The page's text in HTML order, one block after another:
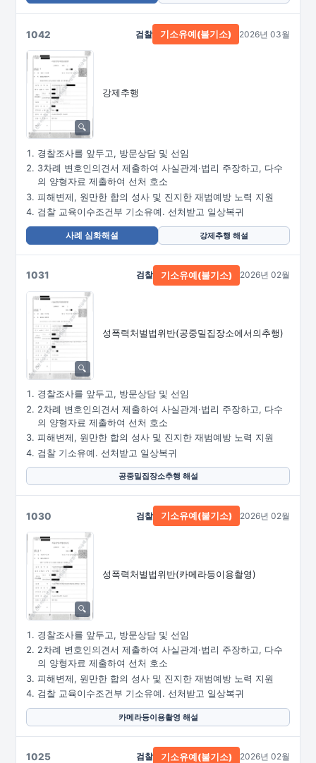
1042
강제추행
검찰 기소유예(불기소) 2026년 03월
경찰조사를 앞두고, 방문상담 및 선임
3차례 변호인의견서 제출하여 사실관계·법리 주장하고, 다수
의 양형자료 제출하여 선처 호소
피해변제, 원만한 합의 성사 및 진지한 재범예방 노력 지원
검찰 교육이수조건부 기소유예. 선처받고 일상복귀
사례 심화해설 강제추행 해설
1031
성폭력처벌법위반(공중밀집장소에서의추행)
검찰 기소유예(불기소) 2026년 02월
경찰조사를 앞두고, 방문상담 및 선임
2차례 변호인의견서 제출하여 사실관계·법리 주장하고, 다수
의 양형자료 제출하여 선처 호소
피해변제, 원만한 합의 성사 및 진지한 재범예방 노력 지원
검찰 기소유예. 선처받고 일상복귀
공중밀집장소추행 해설
1030
성폭력처벌법위반(카메라등이용촬영)
검찰 기소유예(불기소) 2026년 02월
경찰조사를 앞두고, 방문상담 및 선임
2차례 변호인의견서 제출하여 사실관계·법리 주장하고, 다수
의 양형자료 제출하여 선처 호소
피해변제, 원만한 합의 성사 및 진지한 재범예방 노력 지원
검찰 교육이수조건부 기소유예. 선처받고 일상복귀
카메라등이용촬영 해설
1025 검찰 기소유예(불기소) 2026년 02월